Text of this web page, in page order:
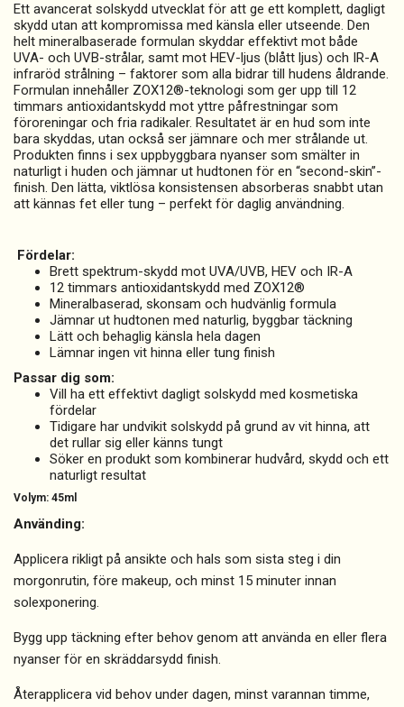
Ett avancerat solskydd utvecklat för att ge ett komplett, dagligt
skydd utan att kompromissa med känsla eller utseende. Den
helt mineralbaserade formulan skyddar effektivt mot både
UVA- och UVB-strålar, samt mot HEV-ljus (blått ljus) och IR-A
infraröd strålning – faktorer som alla bidrar till hudens åldrande.
Formulan innehåller ZOX12®-teknologi som ger upp till 12
timmars antioxidantskydd mot yttre påfrestningar som
föroreningar och fria radikaler. Resultatet är en hud som inte
bara skyddas, utan också ser jämnare och mer strålande ut.
Produkten finns i sex uppbyggbara nyanser som smälter in
naturligt i huden och jämnar ut hudtonen för en “second-skin”-
finish. Den lätta, viktlösa konsistensen absorberas snabbt utan
att kännas fet eller tung – perfekt för daglig användning.
Fördelar:
Brett spektrum-skydd mot UVA/UVB, HEV och IR-A
12 timmars antioxidantskydd med ZOX12®
Mineralbaserad, skonsam och hudvänlig formula
Jämnar ut hudtonen med naturlig, byggbar täckning
Lätt och behaglig känsla hela dagen
Lämnar ingen vit hinna eller tung finish
Passar dig som:
Vill ha ett effektivt dagligt solskydd med kosmetiska
fördelar
Tidigare har undvikit solskydd på grund av vit hinna, att
det rullar sig eller känns tungt
Söker en produkt som kombinerar hudvård, skydd och ett
naturligt resultat
Volym: 45ml
Använding:
Applicera rikligt på ansikte och hals som sista steg i din
morgonrutin, före makeup, och minst 15 minuter innan
solexponering.
Bygg upp täckning efter behov genom att använda en eller flera
nyanser för en skräddarsydd finish.
Återapplicera vid behov under dagen, minst varannan timme,